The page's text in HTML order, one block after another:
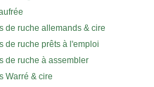
de ruche allemands & cire
de ruche prêts à l'emploi
de ruche à assembler
Warré & cire